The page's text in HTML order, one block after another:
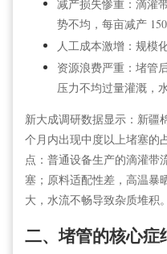
减产损失惨重：滴灌
势不均，每亩减产
人工成本激增：规模
资源浪费严重：堵管
压力不均过量灌溉，
新大成调研数据显示：新疆
个月内出现中度以上堵塞的
点：普通设备生产的滴灌带
塞；原料适配性差，高温暴
大，水流不畅导致杂质堆积。
二、堵管的核心症